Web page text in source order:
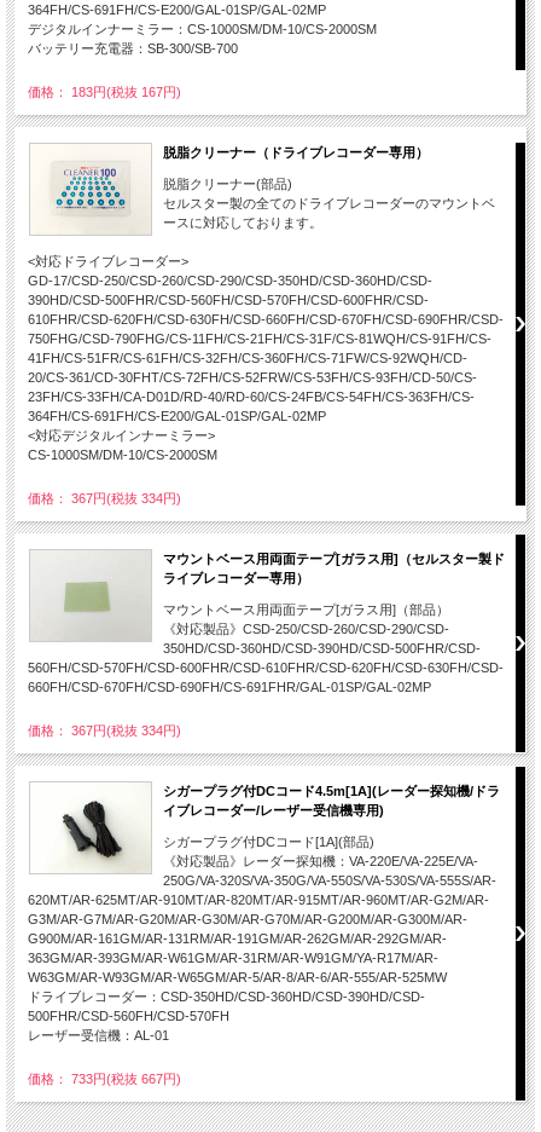
364FH/CS-691FH/CS-E200/GAL-01SP/GAL-02MP
デジタルインナーミラー：CS-1000SM/DM-10/CS-2000SM
バッテリー充電器：SB-300/SB-700
価格： 183円(税抜 167円)
脱脂クリーナー（ドライブレコーダー専用）
脱脂クリーナー(部品)
セルスター製の全てのドライブレコーダーのマウントベ
ースに対応しております。
<対応ドライブレコーダー>
GD-17/CSD-250/CSD-260/CSD-290/CSD-350HD/CSD-360HD/CSD-
390HD/CSD-500FHR/CSD-560FH/CSD-570FH/CSD-600FHR/CSD-
610FHR/CSD-620FH/CSD-630FH/CSD-660FH/CSD-670FH/CSD-690FHR/CSD-
750FHG/CSD-790FHG/CS-11FH/CS-21FH/CS-31F/CS-81WQH/CS-91FH/CS-
41FH/CS-51FR/CS-61FH/CS-32FH/CS-360FH/CS-71FW/CS-92WQH/CD-
20/CS-361/CD-30FHT/CS-72FH/CS-52FRW/CS-53FH/CS-93FH/CD-50/CS-
23FH/CS-33FH/CA-D01D/RD-40/RD-60/CS-24FB/CS-54FH/CS-363FH/CS-
364FH/CS-691FH/CS-E200/GAL-01SP/GAL-02MP
<対応デジタルインナーミラー>
CS-1000SM/DM-10/CS-2000SM
価格： 367円(税抜 334円)
マウントベース用両面テープ[ガラス用]（セルスター製ド
ライブレコーダー専用）
マウントベース用両面テープ[ガラス用]（部品）
《対応製品》CSD-250/CSD-260/CSD-290/CSD-
350HD/CSD-360HD/CSD-390HD/CSD-500FHR/CSD-
560FH/CSD-570FH/CSD-600FHR/CSD-610FHR/CSD-620FH/CSD-630FH/CSD-
660FH/CSD-670FH/CSD-690FH/CS-691FHR/GAL-01SP/GAL-02MP
価格： 367円(税抜 334円)
シガープラグ付DCコード4.5m[1A](レーダー探知機/ドラ
イブレコーダー/レーザー受信機専用)
シガープラグ付DCコード[1A](部品)
《対応製品》レーダー探知機：VA-220E/VA-225E/VA-
250G/VA-320S/VA-350G/VA-550S/VA-530S/VA-555S/AR-
620MT/AR-625MT/AR-910MT/AR-820MT/AR-915MT/AR-960MT/AR-G2M/AR-
G3M/AR-G7M/AR-G20M/AR-G30M/AR-G70M/AR-G200M/AR-G300M/AR-
G900M/AR-161GM/AR-131RM/AR-191GM/AR-262GM/AR-292GM/AR-
363GM/AR-393GM/AR-W61GM/AR-31RM/AR-W91GM/YA-R17M/AR-
W63GM/AR-W93GM/AR-W65GM/AR-5/AR-8/AR-6/AR-555/AR-525MW
ドライブレコーダー：CSD-350HD/CSD-360HD/CSD-390HD/CSD-
500FHR/CSD-560FH/CSD-570FH
レーザー受信機：AL-01
価格： 733円(税抜 667円)